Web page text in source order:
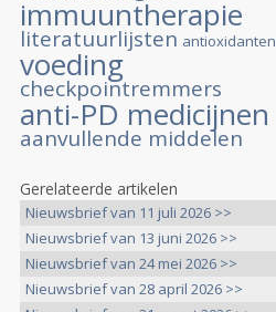
immuuntherapie
literatuurlijsten antioxidanten
voeding
checkpointremmers
anti-PD medicijnen
aanvullende middelen
Gerelateerde artikelen
Nieuwsbrief van 11 juli 2026 >>
Nieuwsbrief van 13 juni 2026 >>
Nieuwsbrief van 24 mei 2026 >>
Nieuwsbrief van 28 april 2026 >>